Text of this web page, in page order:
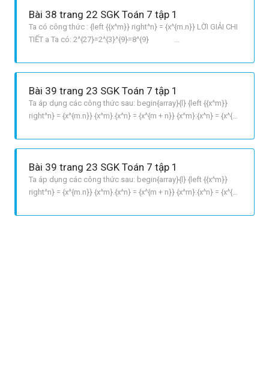
Bài 38 trang 22 SGK Toán 7 tập 1
Ta có công thức : {left {{x^m}} right^n} = {x^{m.n}} LỜI GIẢI CHI
TIẾT a Ta có: 2^{27}=2^{3}^{9}=8^{9}
a, ta được 2^{27} < 3^{18}
Bài 39 trang 23 SGK Toán 7 tập 1
Ta áp dụng các công thức sau: begin{array}{l} {left {{x^m}}
right^n} = {x^{m.n}} {x^m}.{x^n} = {x^{m + n}} {x^m}:{x^n} = {x^{m
{x^{10}} = {x^7}.{x^3} b {x^{10}} = {{x^2}^5} c {x^{10}} = {x^{12}}:
Bài 39 trang 23 SGK Toán 7 tập 1
Ta áp dụng các công thức sau: begin{array}{l} {left {{x^m}}
right^n} = {x^{m.n}} {x^m}.{x^n} = {x^{m + n}} {x^m}:{x^n} = {x^{m
{x^{10}} = {x^7}.{x^3} b {x^{10}} = {{x^2}^5} c {x^{10}} = {x^{12}}: